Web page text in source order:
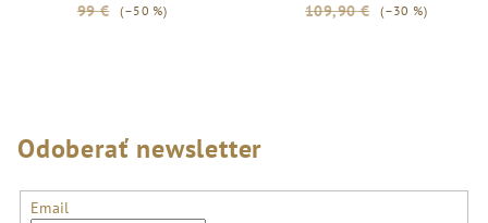
99 €
(–50 %)
109,90 €
(–30 %)
Odoberať newsletter
Email